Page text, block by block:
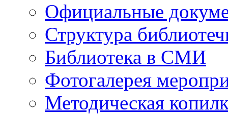
Официальные
Структура
Библиотека в СМИ
Фотогалерея
Методическая